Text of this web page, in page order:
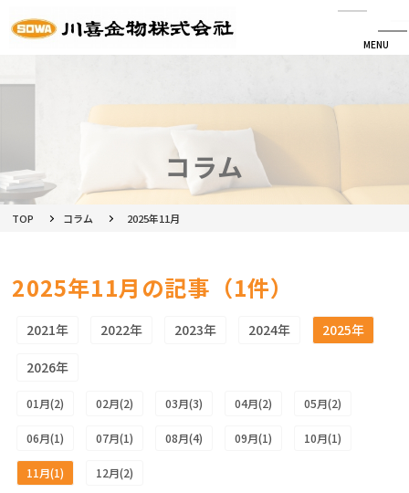
MENU
コラム
CLOSE
最新情報
カタログ
メルマガ配信登録
カタログ請求
TOP コラム 2025年11月
2025年11月の記事（1件）
2021年 2022年 2023年 2024年 2025年
2026年
01月(2) 02月(2) 03月(3) 04月(2) 05月(2)
06月(1) 07月(1) 08月(4) 09月(1) 10月(1)
11月(1) 12月(2)